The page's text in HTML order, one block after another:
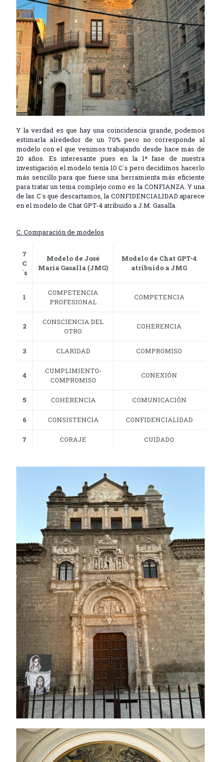
Y la verdad es que hay una coincidencia grande, podemos
estimarla alrededor de un 70% pero no corresponde al
modelo con el que venimos trabajando desde hace más de
20 años. Es interesante pues en la 1ª fase de nuestra
investigación el modelo tenía 10 C´s pero decidimos hacerlo
más sencillo para que fuese una herramienta más eficiente
para tratar un tema complejo como es la CONFIANZA. Y una
de las C´s que descartamos, la CONFIDENCIALIDAD aparece
en el modelo de Chat GPT-4 atribuido a J.M. Gasalla.
C. Comparación de modelos
7
C
´s
Modelo de José
María Gasalla (JMG)
Modelo de Chat GPT-4
atribuido a JMG
1
COMPETENCIA
PROFESIONAL
COMPETENCIA
2
CONSCIENCIA DEL
OTRO
COHERENCIA
3 CLARIDAD COMPROMISO
4
CUMPLIMIENTO-
COMPROMISO
CONEXIÓN
5 COHERENCIA COMUNICACIÓN
6 CONSISTENCIA CONFIDENCIALIDAD
7 CORAJE CUIDADO